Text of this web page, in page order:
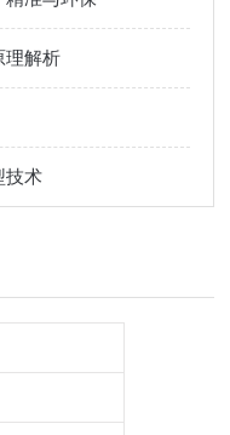
理解析
技术